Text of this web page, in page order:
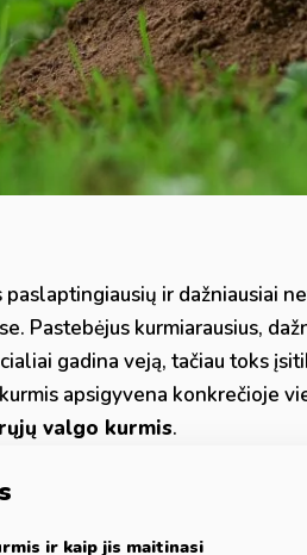
paslaptingiausių ir dažniausiai
Pastebėjus kurmiarausius,
gadina veją, tačiau toks
apsigyvena konkrečioje
valgo kurmis.
ir kaip jis maitinasi